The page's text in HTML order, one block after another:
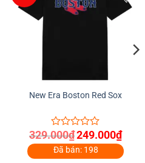
New Era Boston Red Sox
0
out
of
329.000₫Giá
gốc
là:
329.000₫.
249.000₫Giá
hiện
tại
là:
Đã bán: 198